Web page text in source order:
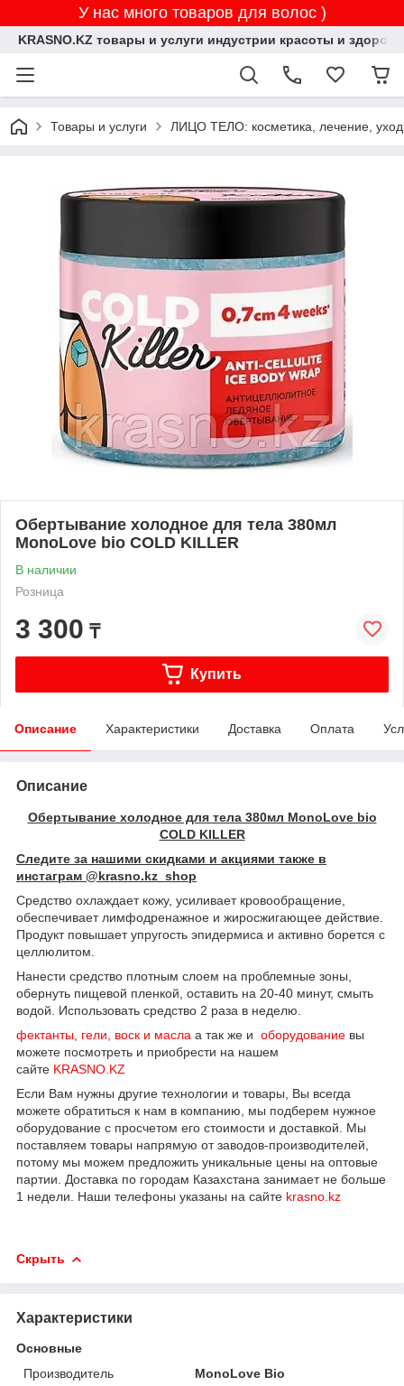
У нас много товаров для волос )
KRASNO.KZ товары и услуги индустрии красоты и
Товары и услуги ЛИЦО ТЕЛО: косметика, лечение, уход
Обертывание холодное для тела 380мл
MonoLove bio COLD KILLER
В наличии
Розница
3 300 ₸
Купить
Описание Характеристики Доставка Оплата
Описание
Обертывание холодное для тела 380мл MonoLove bio
COLD KILLER
Следите за нашими скидками и акциями также в
инстаграм @krasno.kz_shop
Средство охлаждает кожу, усиливает кровообращение,
обеспечивает лимфодренажное и жиросжигающее действие.
Продукт повышает упругость эпидермиса и активно борется с
целлюлитом.
Нанести средство плотным слоем на проблемные зоны,
обернуть пищевой пленкой, оставить на 20-40 минут, смыть
водой. Использовать средство 2 раза в неделю.
фектанты, гели, воск и масла а так же и оборудование вы
можете посмотреть и приобрести на нашем
сайте KRASNO.KZ
Если Вам нужны другие технологии и товары, Вы всегда
можете обратиться к нам в компанию, мы подберем нужное
оборудование с просчетом его стоимости и доставкой. Мы
поставляем товары напрямую от заводов-производителей,
потому мы можем предложить уникальные цены на оптовые
партии. Доставка по городам Казахстана занимает не больше
1 недели. Наши телефоны указаны на сайте krasno.kz
Скрыть
Характеристики
Основные
Производитель
MonoLove Bio